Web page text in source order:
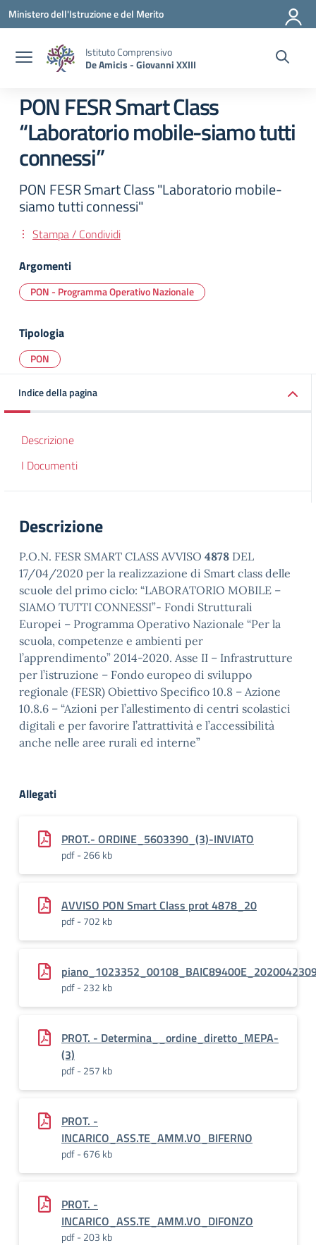
Vai ai contenuti
Vai al menu di navigazione
Vai al footer
Ministero dell'Istruzione e del Merito
Istituto Comprensivo
De Amicis - Giovanni XXIII
PON FESR Smart Class
“Laboratorio mobile-siamo tutti
connessi”
PON FESR Smart Class "Laboratorio mobile-
siamo tutti connessi"
Stampa / Condividi
Argomenti
PON - Programma Operativo Nazionale
Tipologia
PON
Indice della pagina
Descrizione
I Documenti
Descrizione
P.O.N. FESR SMART CLASS AVVISO 4878 DEL
17/04/2020 per la realizzazione di Smart class delle
scuole del primo ciclo: “LABORATORIO MOBILE –
SIAMO TUTTI CONNESSI”- Fondi Strutturali
Europei – Programma Operativo Nazionale “Per la
scuola, competenze e ambienti per
l’apprendimento” 2014-2020. Asse II – Infrastrutture
per l’istruzione – Fondo europeo di sviluppo
regionale (FESR) Obiettivo Specifico 10.8 – Azione
10.8.6 – “Azioni per l’allestimento di centri scolastici
digitali e per favorire l’attrattività e l’accessibilità
anche nelle aree rurali ed interne”
Allegati
PROT.- ORDINE_5603390_(3)-INVIATO
pdf - 266 kb
AVVISO PON Smart Class prot 4878_20
pdf - 702 kb
pdf - 232 kb
PROT. - Determina__ordine_diretto_MEPA-
(3)
pdf - 257 kb
PROT. -
INCARICO_ASS.TE_AMM.VO_BIFERNO
pdf - 676 kb
PROT. -
INCARICO_ASS.TE_AMM.VO_DIFONZO
pdf - 203 kb